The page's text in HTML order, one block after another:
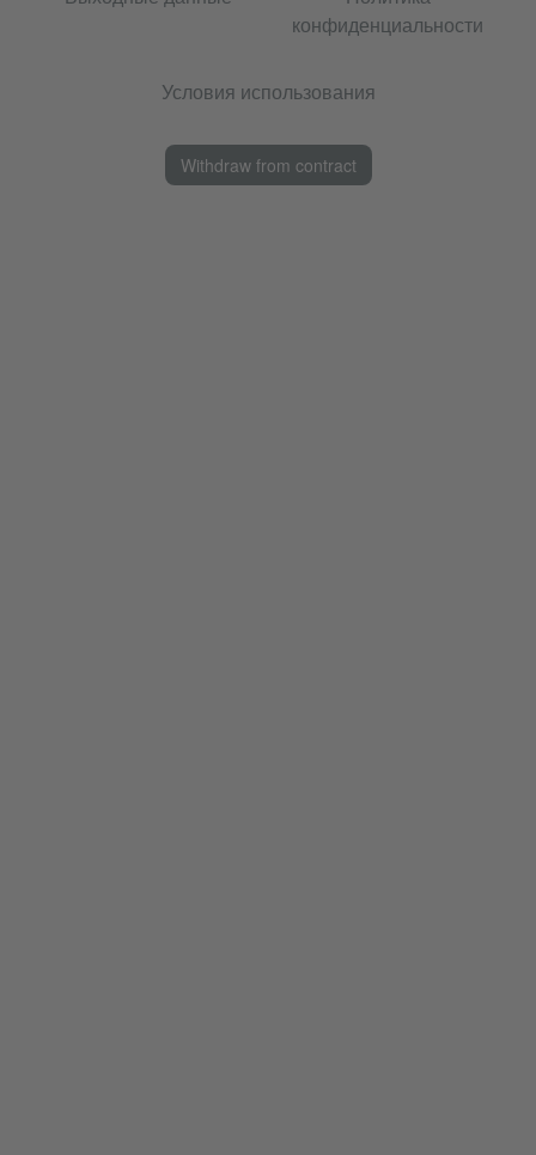
конфиденциальности
Условия использования
Withdraw from contract